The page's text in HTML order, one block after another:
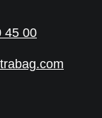
45 00